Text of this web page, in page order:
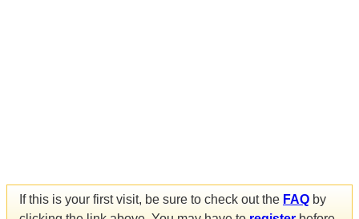
If this is your first visit, be sure to check out the FAQ by